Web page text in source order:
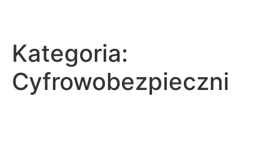
Kategoria:
Cyfrowobezpieczni